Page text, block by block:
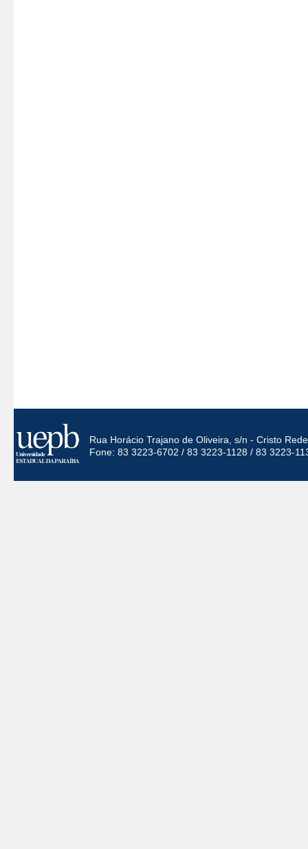
Rua Horácio Trajano de Oliveira, s/n - Cristo
Fone: 83 3223-6702 / 83 3223-1128 / 83 3223-